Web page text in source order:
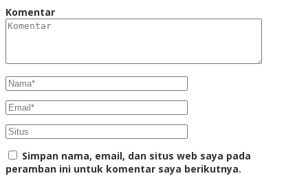
Komentar
Simpan nama, email, dan situs web saya pada
peramban ini untuk komentar saya berikutnya.